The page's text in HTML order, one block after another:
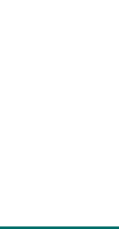
ĐĂNG KÝ NHẬN
Để nhận những ưu đãi hấp